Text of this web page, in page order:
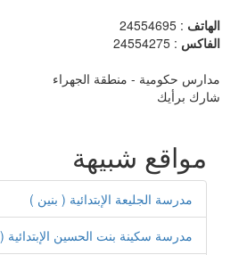
الهاتف : 24554695
الفاكس : 24554275
مدارس حكومية - منطقة الجهراء
شارك برأيك
مواقع شبيهة
مدرسة الجليعة الإبتدائية ( بنين )
مدرسة سكينة بنت الحسين الإبتدائية